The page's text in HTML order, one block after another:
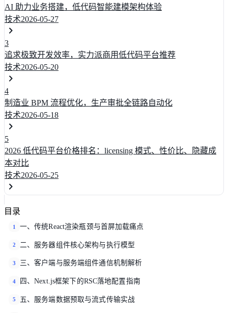
AI 助力业务搭建，低代码智能建模架构体验
技术2026-05-27
3
追求极致开发效率，实力派商用低代码平台推荐
技术2026-05-20
4
制造业 BPM 流程优化，生产审批全链路自动化
技术2026-05-18
5
2026 低代码平台价格排名：licensing 模式、性价比、隐藏成
本对比
技术2026-05-25
目录
1 一、传统React渲染瓶颈与首屏加载痛点
2 二、服务器组件核心架构与执行模型
3 三、客户端与服务端组件通信机制解析
4 四、Next.js框架下的RSC落地配置指南
5 五、服务端数据预取与流式传输实战